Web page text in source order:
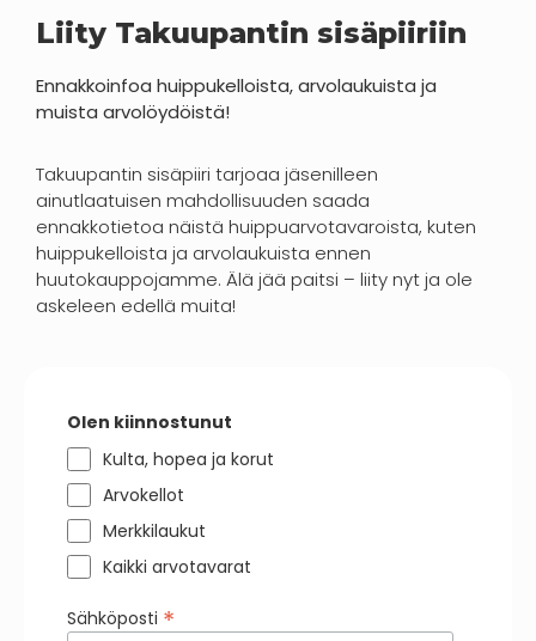
Liity Takuupantin sisäpiiriin
Ennakkoinfoa huippukelloista, arvolaukuista ja
muista arvolöydöistä!
Takuupantin sisäpiiri tarjoaa jäsenilleen
ainutlaatuisen mahdollisuuden saada
ennakkotietoa näistä huippuarvotavaroista, kuten
huippukelloista ja arvolaukuista ennen
huutokauppojamme. Älä jää paitsi – liity nyt ja ole
askeleen edellä muita!
Olen kiinnostunut
Kulta, hopea ja korut
Arvokellot
Merkkilaukut
Kaikki arvotavarat
Sähköposti *